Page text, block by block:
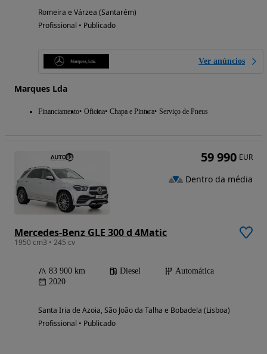
Romeira e Várzea (Santarém)
Profissional • Publicado
Ver anúncios
Marques Lda
Financiamento Oficina Chapa e Pintura Serviço de Pneus
Mercedes-Benz GLE 300 d 4Matic
1950 cm3 • 245 cv
83 900 km Diesel
Automática
2020
Santa Iria de Azoia, São João da Talha e Bobadela (Lisboa)
Profissional • Publicado
59 990 EUR
Dentro da média